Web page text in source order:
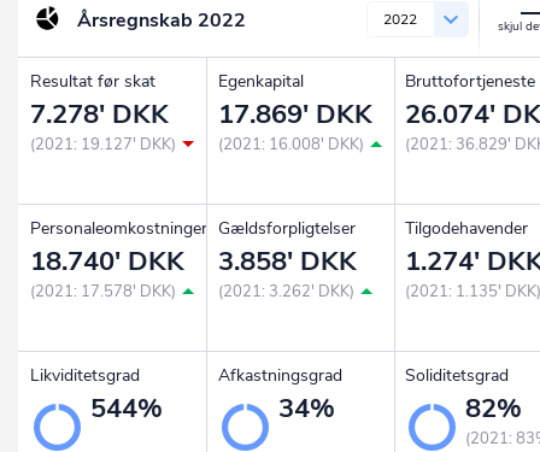
Årsregnskab 2022 2022
Resultat før skat
7.278' DKK
(2021: 19.127' DKK)
Egenkapital
17.869' DKK
(2021: 16.008' DKK)
Bruttofortjeneste
26.074'
(2021: 36.829'
Personaleomkostninger
18.740' DKK
(2021: 17.578' DKK)
Gældsforpligtelser
3.858' DKK
(2021: 3.262' DKK)
Tilgodehavender
1.274'
(2021: 1.135'
Likviditetsgrad
544%
Afkastningsgrad
34%
Soliditetsgrad
82%
(2021: